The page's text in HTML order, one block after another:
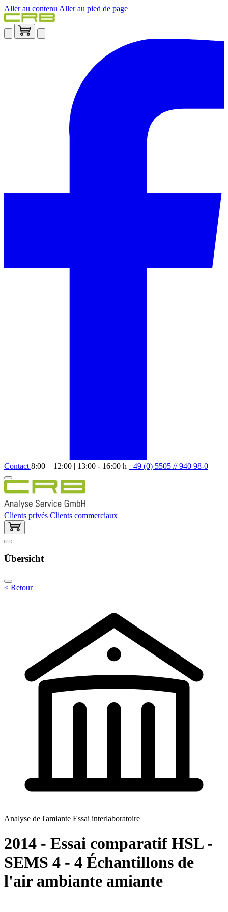
Aller au contenu Aller au pied de page
Contact 8:00 – 12:00 | 13:00 - 16:00 h +49 (0) 5505 // 940 98-0
Clients privés Clients commerciaux
Übersicht
< Retour
Analyse de l'amiante Essai interlaboratoire
2014 - Essai comparatif HSL -
SEMS 4 - 4 Échantillons de
l'air ambiante amiante